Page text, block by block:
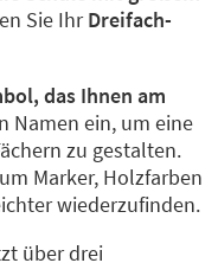
Sie IhrDreifach-
das Ihnen am
Namen ein, um eine
zu gestalten.
Marker, Holzfarben
wiederzufinden.
über drei